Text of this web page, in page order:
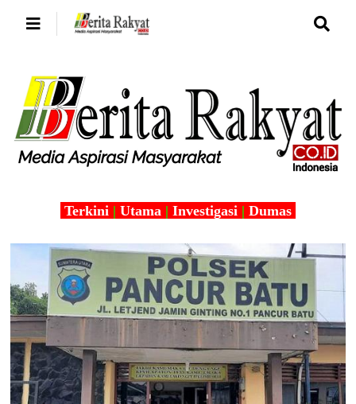
Terkini | Utama | Investigasi | Dumas